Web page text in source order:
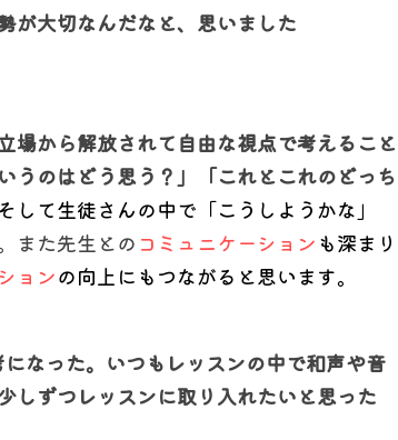
が大切なんだなと、思いました
場から解放されて自由な視点で考えること
うのはどう思う？」「これとこれのどっち
して生徒さんの中で「こうしようかな」
また先生との コミュニケーションも深まり
ョンの向上にもつながると思います。
なった。いつもレッスンの中で和声や音
しずつレッスンに取り入れたいと思った